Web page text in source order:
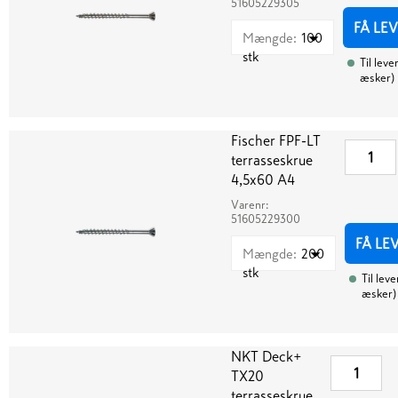
51605229305
Mængde: 100
stk
FÅ
Til
æsker)
Fischer FPF-LT
terrasseskrue
4,5x60 A4
Varenr:
51605229300
Mængde: 200
stk
FÅ
Til
æsker)
NKT Deck+
TX20